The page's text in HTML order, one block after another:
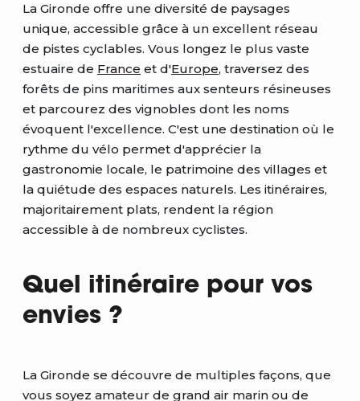
La Gironde offre une diversité de paysages
unique, accessible grâce à un excellent réseau
de pistes cyclables. Vous longez le plus vaste
estuaire de France et d'Europe, traversez des
forêts de pins maritimes aux senteurs résineuses
et parcourez des vignobles dont les noms
évoquent l'excellence. C'est une destination où le
rythme du vélo permet d'apprécier la
gastronomie locale, le patrimoine des villages et
la quiétude des espaces naturels. Les itinéraires,
majoritairement plats, rendent la région
accessible à de nombreux cyclistes.
Quel itinéraire pour vos
envies ?
La Gironde se découvre de multiples façons, que
vous soyez amateur de grand air marin ou de